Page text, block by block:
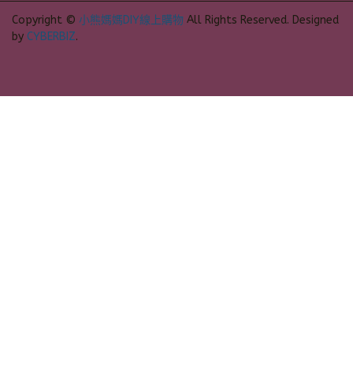
Copyright © 小熊媽媽DIY線上購物 All Rights Reserved. Designed
by CYBERBIZ.